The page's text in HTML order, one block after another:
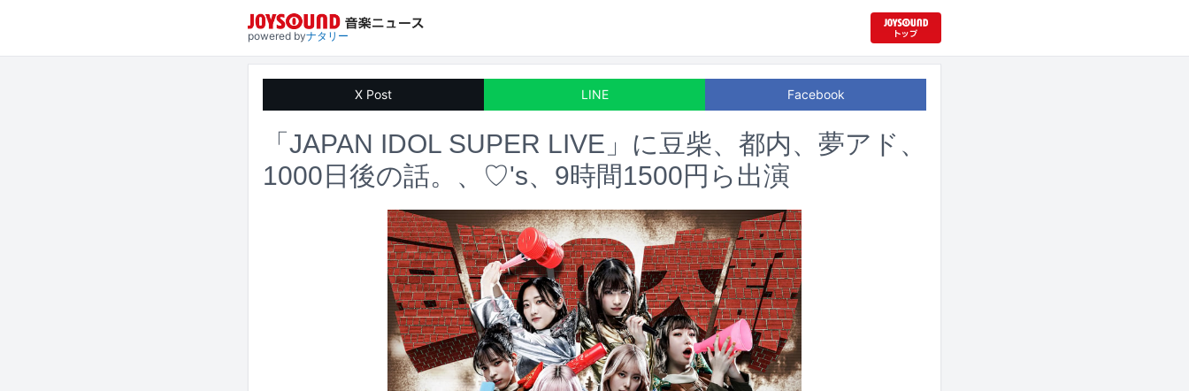
powered byナタリー
X Post LINE Facebook
「JAPAN IDOL SUPER LIVE」に豆柴、都内、夢アド、
1000日後の話。、♡'s、9時間1500円ら出演